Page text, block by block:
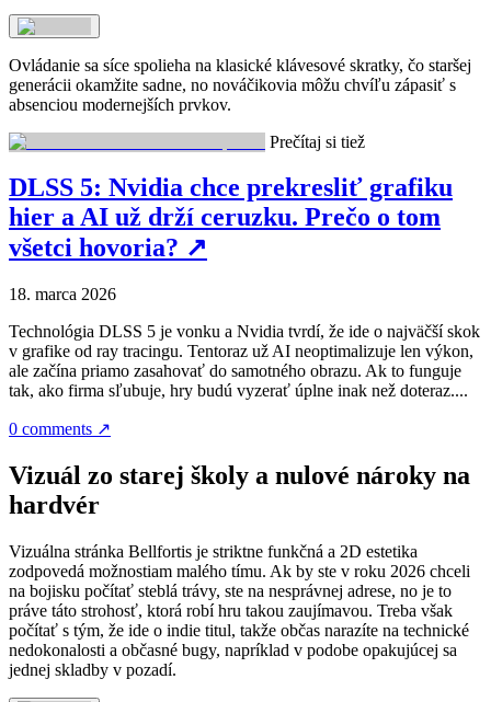
Ovládanie sa síce spolieha na klasické klávesové skratky, čo staršej
generácii okamžite sadne, no nováčikovia môžu chvíľu zápasiť s
absenciou modernejších prvkov.
Prečítaj si tiež
DLSS 5: Nvidia chce prekresliť grafiku
hier a AI už drží ceruzku. Prečo o tom
všetci hovoria? ↗
18. marca 2026
Technológia DLSS 5 je vonku a Nvidia tvrdí, že ide o najväčší skok
v grafike od ray tracingu. Tentoraz už AI neoptimalizuje len výkon,
ale začína priamo zasahovať do samotného obrazu. Ak to funguje
tak, ako firma sľubuje, hry budú vyzerať úplne inak než doteraz....
0 comments ↗
Vizuál zo starej školy a nulové nároky na
hardvér
Vizuálna stránka Bellfortis je striktne funkčná a 2D estetika
zodpovedá možnostiam malého tímu. Ak by ste v roku 2026 chceli
na bojisku počítať steblá trávy, ste na nesprávnej adrese, no je to
práve táto strohosť, ktorá robí hru takou zaujímavou. Treba však
počítať s tým, že ide o indie titul, takže občas narazíte na technické
nedokonalosti a občasné bugy, napríklad v podobe opakujúcej sa
jednej skladby v pozadí.